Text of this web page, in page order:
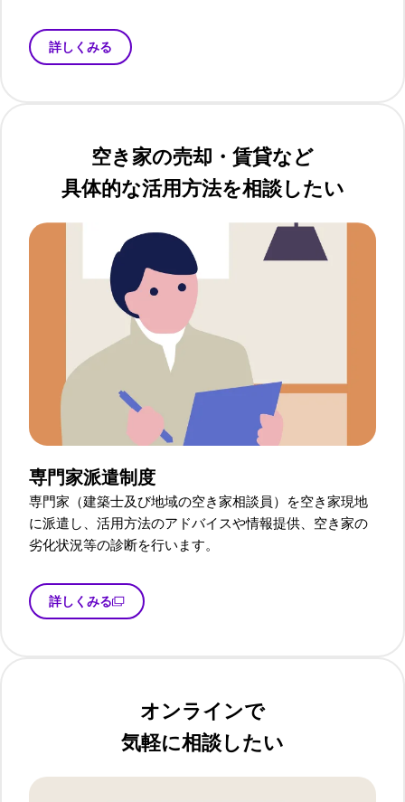
詳しくみる
空き家の売却・賃貸など
具体的な活用方法を相談したい
専門家派遣制度
専門家（建築士及び地域の空き家相談員）を空き家現地
に派遣し、活用方法のアドバイスや情報提供、空き家の
劣化状況等の診断を行います。
詳しくみる
オンラインで
気軽に相談したい